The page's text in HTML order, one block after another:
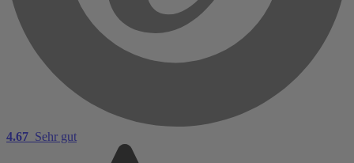
4.67 Sehr gut